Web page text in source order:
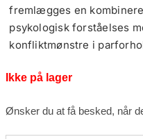
fremlægges en
psykologisk forståelses
konfliktmønstre i
Ikke på lager
Ønsker du at få besked, når